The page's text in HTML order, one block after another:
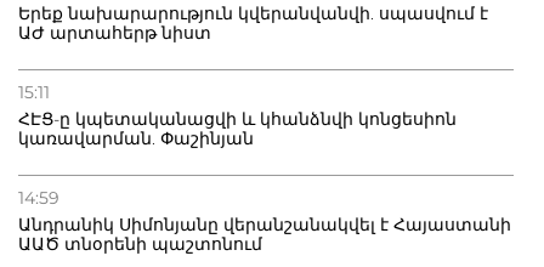
Երեք նախարարություն կվերանվանվի. սպասվում է
ԱԺ արտահերթ նիստ
15:11
ՀԷՑ-ը կպետականացվի և կհանձնվի կոնցեսիոն
կառավարման. Փաշինյան
14:59
Անդրանիկ Սիմոնյանը վերանշանակվել է Հայաստանի
ԱԱԾ տնօրենի պաշտոնում